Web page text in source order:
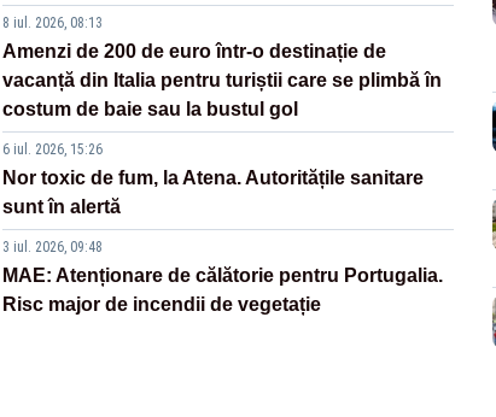
8 iul. 2026, 08:13
Amenzi de 200 de euro într-o destinație de
vacanță din Italia pentru turiștii care se plimbă în
costum de baie sau la bustul gol
6 iul. 2026, 15:26
Nor toxic de fum, la Atena. Autoritățile sanitare
sunt în alertă
3 iul. 2026, 09:48
MAE: Atenționare de călătorie pentru Portugalia.
Risc major de incendii de vegetație